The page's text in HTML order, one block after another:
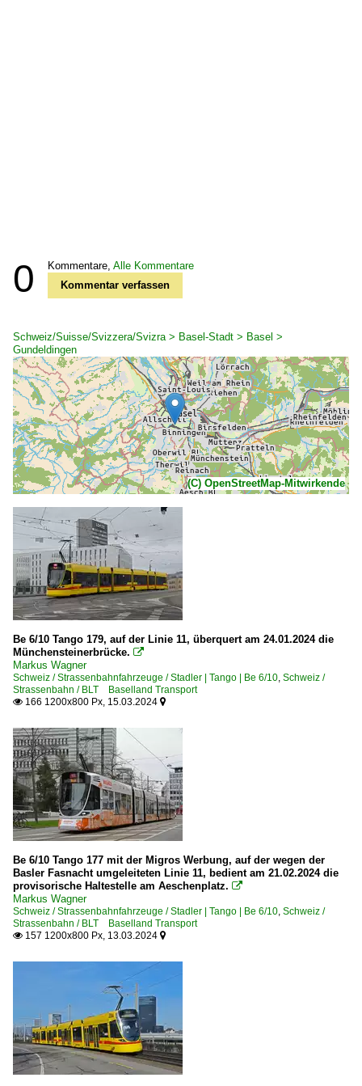
0 Kommentare, Alle Kommentare
Kommentar verfassen
Schweiz/Suisse/Svizzera/Svizra > Basel-Stadt > Basel >
Gundeldingen
(C) OpenStreetMap-Mitwirkende
Be 6/10 Tango 179, auf der Linie 11, überquert am 24.01.2024 die
Münchensteinerbrücke. 
Markus Wagner
Schweiz / Strassenbahnfahrzeuge / Stadler | Tango | Be 6/10, Schweiz /
Strassenbahn / BLT Baselland Transport
 166 1200x800 Px, 15.03.2024 
Be 6/10 Tango 177 mit der Migros Werbung, auf der wegen der
Basler Fasnacht umgeleiteten Linie 11, bedient am 21.02.2024 die
provisorische Haltestelle am Aeschenplatz. 
Markus Wagner
Schweiz / Strassenbahnfahrzeuge / Stadler | Tango | Be 6/10, Schweiz /
Strassenbahn / BLT Baselland Transport
 157 1200x800 Px, 13.03.2024 